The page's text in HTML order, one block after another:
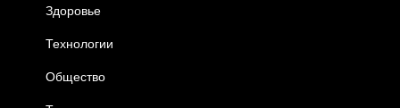
Здоровье
Технологии
Общество